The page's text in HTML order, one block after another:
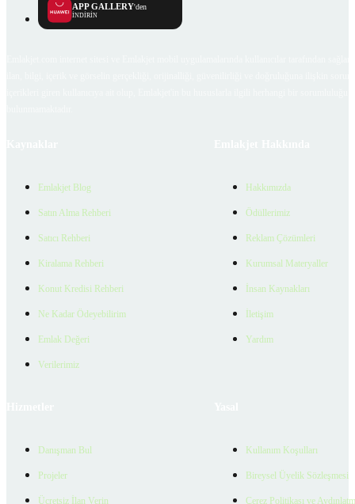
APP GALLERY'den
İNDİRİN
Emlakjet Blog
Satın Alma Rehberi
Satıcı Rehberi
Kiralama Rehberi
Konut Kredisi Rehberi
Ne Kadar Ödeyebilirim
Emlak Değeri
Verilerimiz
Hakkımızda
Ödüllerimiz
Reklam Çözümleri
Kurumsal Materyaller
İnsan Kaynakları
İletişim
Yardım
Danışman Bul
Projeler
Ücretsiz İlan Verin
Kullanım Koşulları
Bireysel Üyelik Sözleşmesi
Çerez Politikası ve